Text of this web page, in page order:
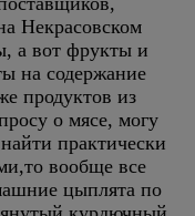
Некрасовском
а вот фрукты и
на содержание
продуктов из
о мясе, могу
практически
вообще все
цыплята по